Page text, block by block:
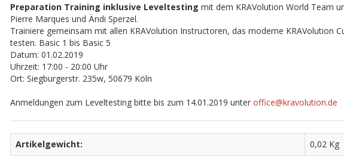
Preparation Training inklusive Leveltesting mit dem KRAVolution World Team
Pierre Marques und Ändi Sperzel.
Trainiere gemeinsam mit allen KRAVolution Instructoren, das moderne KRAVolution
testen. Basic 1 bis Basic 5
Datum: 01.02.2019
Uhrzeit: 17:00 - 20:00 Uhr
Ort: Siegburgerstr. 235w, 50679 Köln
Anmeldungen zum Leveltesting bitte bis zum 14.01.2019 unter office@kravolution.de
Artikelgewicht: 0,02 Kg